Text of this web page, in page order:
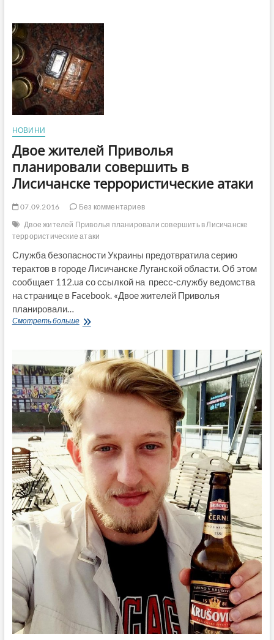
Group
DF)
возобновил
выпуск
аммиачной
селитры
НОВИНИ
Двое жителей Приволья
планировали совершить в
Лисичанске террористические атаки
07.09.2016
Без комментариев
Двое жителей Приволья планировали совершить в Лисичанске
террористические атаки
Служба безопасности Украины предотвратила серию
терактов в городе Лисичанске Луганской области. Об этом
сообщает 112.ua со ссылкой на пресс-службу ведомства
на странице в Facebook. «Двое жителей Приволья
планировали…
Смотреть большеДвое
планировали
совершить
в
Лисичанске
террористические
атаки